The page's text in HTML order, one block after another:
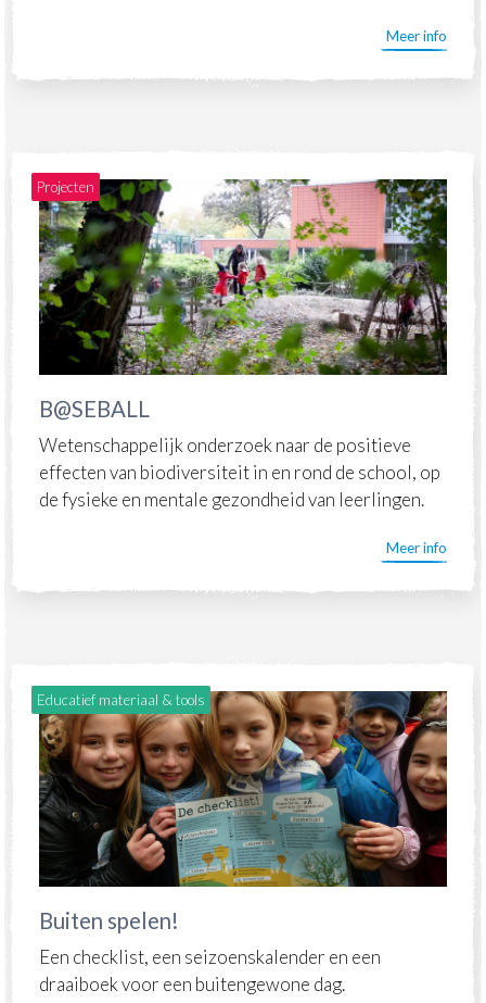
Meer info
Projecten
B@SEBALL
Wetenschappelijk onderzoek naar de positieve
effecten van biodiversiteit in en rond de school, op
de fysieke en mentale gezondheid van leerlingen.
Meer info
Educatief materiaal & tools
Buiten spelen!
Een checklist, een seizoenskalender en een
draaiboek voor een buitengewone dag.